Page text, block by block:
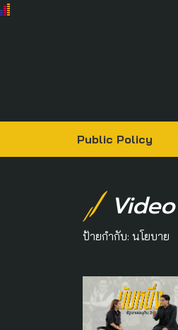
Public Policy
Video
ป้ายกำกับ: นโยบาย